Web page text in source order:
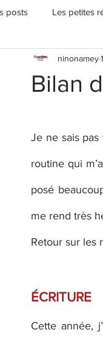
posts Les petites
Bilan
ninonamey
Je ne sais
routine qui
posé
me rend très
Retour sur les
ÉCRITURE
Cette année,